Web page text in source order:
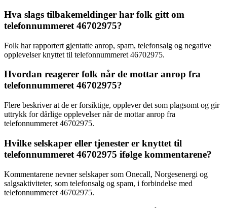
Hva slags tilbakemeldinger har folk gitt om
telefonnummeret 46702975?
Folk har rapportert gjentatte anrop, spam, telefonsalg og negative
opplevelser knyttet til telefonnummeret 46702975.
Hvordan reagerer folk når de mottar anrop fra
telefonnummeret 46702975?
Flere beskriver at de er forsiktige, opplever det som plagsomt og gir
uttrykk for dårlige opplevelser når de mottar anrop fra
telefonnummeret 46702975.
Hvilke selskaper eller tjenester er knyttet til
telefonnummeret 46702975 ifølge kommentarene?
Kommentarene nevner selskaper som Onecall, Norgesenergi og
salgsaktiviteter, som telefonsalg og spam, i forbindelse med
telefonnummeret 46702975.